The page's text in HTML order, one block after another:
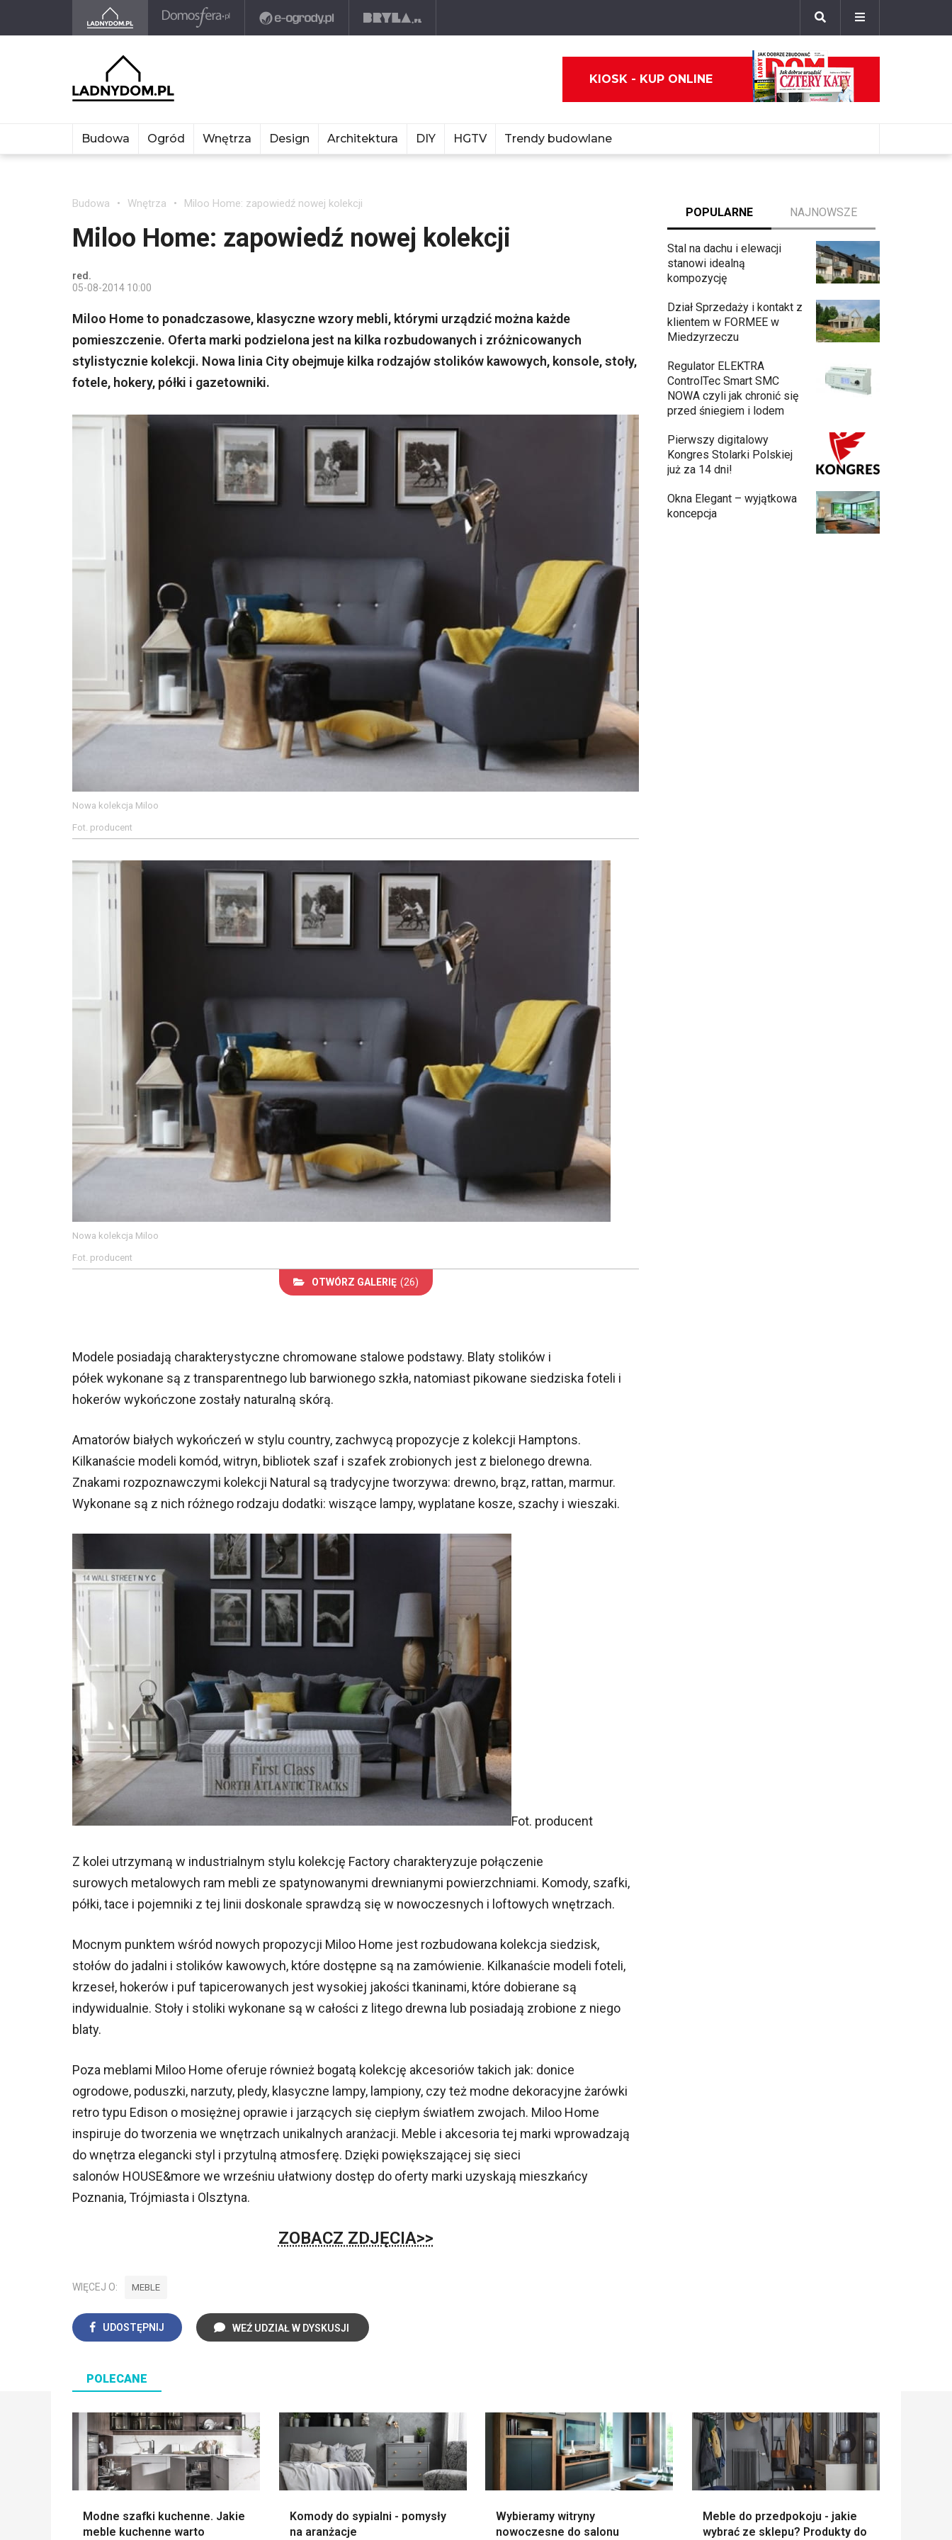
KIOSK - KUP ONLINE
Budowa Ogród Wnętrza Design Architektura DIY HGTV Trendy budowlane
Budowa Wnętrza Miloo Home: zapowiedź nowej kolekcji
Miloo Home: zapowiedź nowej kolekcji
red.
05-08-2014 10:00
Miloo Home to ponadczasowe, klasyczne wzory mebli, którymi urządzić można każde
pomieszczenie. Oferta marki podzielona jest na kilka rozbudowanych i zróżnicowanych
stylistycznie kolekcji. Nowa linia City obejmuje kilka rodzajów stolików kawowych, konsole, stoły,
fotele, hokery, półki i gazetowniki.
Nowa kolekcja Miloo
Fot. producent
Nowa kolekcja Miloo
Fot. producent
OTWÓRZ GALERIĘ (26)
Modele posiadają charakterystyczne chromowane stalowe podstawy. Blaty stolików i
półek wykonane są z transparentnego lub barwionego szkła, natomiast pikowane siedziska foteli i
hokerów wykończone zostały naturalną skórą.
Amatorów białych wykończeń w stylu country, zachwycą propozycje z kolekcji Hamptons.
Kilkanaście modeli komód, witryn, bibliotek szaf i szafek zrobionych jest z bielonego drewna.
Znakami rozpoznawczymi kolekcji Natural są tradycyjne tworzywa: drewno, brąz, rattan, marmur.
Wykonane są z nich różnego rodzaju dodatki: wiszące lampy, wyplatane kosze, szachy i wieszaki.
Fot. producent
Z kolei utrzymaną w industrialnym stylu kolekcję Factory charakteryzuje połączenie
surowych metalowych ram mebli ze spatynowanymi drewnianymi powierzchniami. Komody, szafki,
półki, tace i pojemniki z tej linii doskonale sprawdzą się w nowoczesnych i loftowych wnętrzach.
Mocnym punktem wśród nowych propozycji Miloo Home jest rozbudowana kolekcja siedzisk,
stołów do jadalni i stolików kawowych, które dostępne są na zamówienie. Kilkanaście modeli foteli,
krzeseł, hokerów i puf tapicerowanych jest wysokiej jakości tkaninami, które dobierane są
indywidualnie. Stoły i stoliki wykonane są w całości z litego drewna lub posiadają zrobione z niego
blaty.
Poza meblami Miloo Home oferuje również bogatą kolekcję akcesoriów takich jak: donice
ogrodowe, poduszki, narzuty, pledy, klasyczne lampy, lampiony, czy też modne dekoracyjne żarówki
retro typu Edison o mosiężnej oprawie i jarzących się ciepłym światłem zwojach. Miloo Home
inspiruje do tworzenia we wnętrzach unikalnych aranżacji. Meble i akcesoria tej marki wprowadzają
do wnętrza elegancki styl i przytulną atmosferę. Dzięki powiększającej się sieci
salonów HOUSE&more we wrześniu ułatwiony dostęp do oferty marki uzyskają mieszkańcy
Poznania, Trójmiasta i Olsztyna.
ZOBACZ ZDJĘCIA>>
WIĘCEJ O: MEBLE
UDOSTĘPNIJ WEŹ UDZIAŁ W DYSKUSJI
POPULARNE NAJNOWSZE
Stal na dachu i elewacji
stanowi idealną
kompozycję
Dział Sprzedaży i kontakt z
klientem w FORMEE w
Miedzyrzeczu
Regulator ELEKTRA
ControlTec Smart SMC
NOWA czyli jak chronić się
przed śniegiem i lodem
Pierwszy digitalowy
Kongres Stolarki Polskiej
już za 14 dni!
Okna Elegant – wyjątkowa
koncepcja
POLECANE
Modne szafki kuchenne. Jakie
meble kuchenne warto
Komody do sypialni - pomysły
na aranżacje
Wybieramy witryny
nowoczesne do salonu
Meble do przedpokoju - jakie
wybrać ze sklepu? Produkty do